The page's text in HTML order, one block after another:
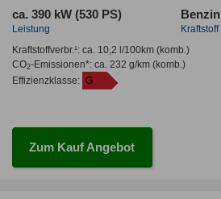
ca. 390 kW (530 PS)
Leistung
Benzin
Kraftstoff
Kraftstoffverbr.¹: ca. 10,2 l/100km(komb.)
CO2-Emissionen*: ca. 232 g/km(komb.)
Effizienzklasse: G
Zum Kauf Angebot